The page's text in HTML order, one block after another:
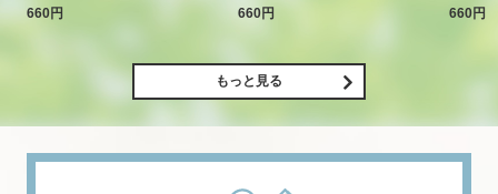
660円
660円
660円
もっと見る